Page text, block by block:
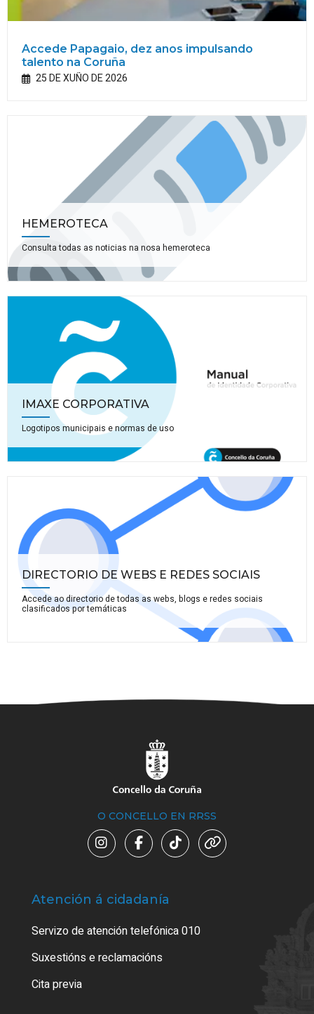
Accede Papagaio, dez anos impulsando
talento na Coruña
25 DE XUÑO DE 2026
HEMEROTECA
Consulta todas as noticias na nosa hemeroteca
IMAXE CORPORATIVA
Logotipos municipais e normas de uso
DIRECTORIO DE WEBS E REDES SOCIAIS
Accede ao directorio de todas as webs, blogs e redes sociais
clasificados por temáticas
O CONCELLO EN RRSS
Atención á cidadanía
Servizo de atención telefónica 010
Suxestións e reclamacións
Cita previa